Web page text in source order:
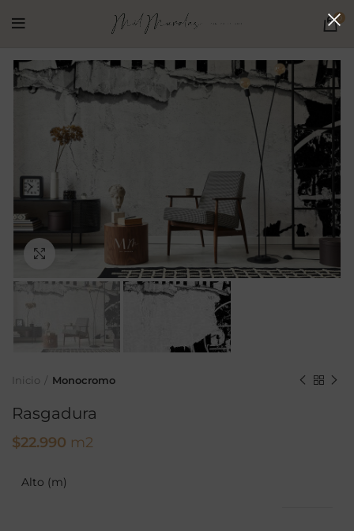
0
Ampliar
Inicio Monocromo
Rasgadura
$22.990 m2
Alto (m)